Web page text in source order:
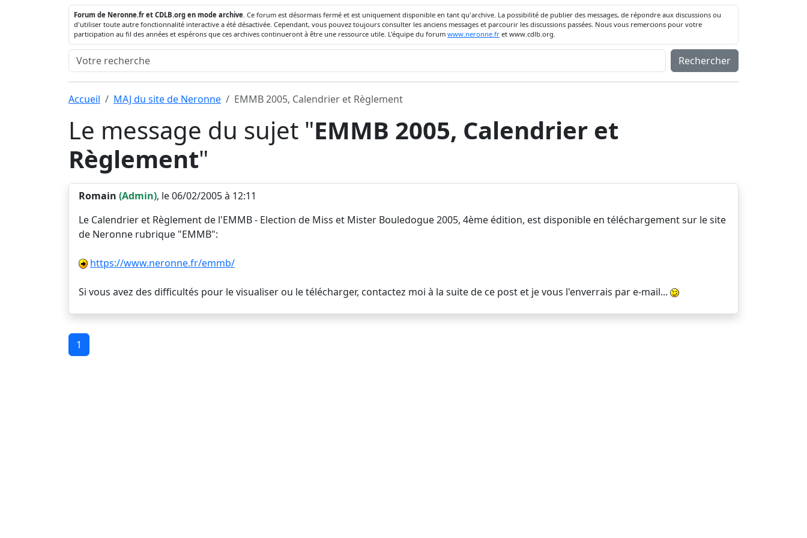
Forum de Neronne.fr et CDLB.org en mode archive. Ce forum est désormais fermé et est uniquement disponible en tant qu'archive. La possibilité de publier des messages, de répondre aux discussions ou
d'utiliser toute autre fonctionnalité interactive a été désactivée. Cependant, vous pouvez toujours consulter les anciens messages et parcourir les discussions passées. Nous vous remercions pour votre
participation au fil des années et espérons que ces archives continueront à être une ressource utile. L'équipe du forum www.neronne.fr et www.cdlb.org.
Rechercher
Accueil MAJ du site de Neronne EMMB 2005, Calendrier et Règlement
Le message du sujet "EMMB 2005, Calendrier et
Règlement"
Romain (Admin), le 06/02/2005 à 12:11
Le Calendrier et Règlement de l'EMMB - Election de Miss et Mister Bouledogue 2005, 4ème édition, est disponible en téléchargement sur le site
de Neronne rubrique "EMMB":
https://www.neronne.fr/emmb/
Si vous avez des difficultés pour le visualiser ou le télécharger, contactez moi à la suite de ce post et je vous l'enverrais par e-mail...
1